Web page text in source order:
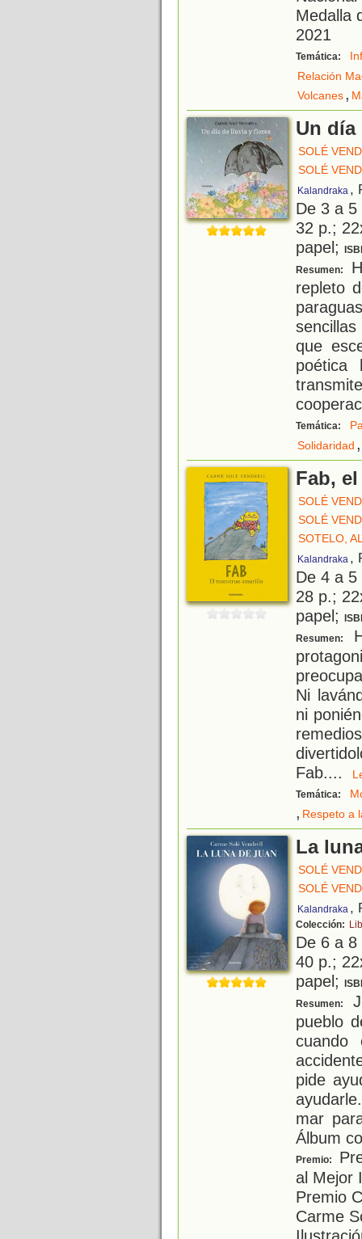
Medalla
2021
Temática:
Relación
Volcanes,
Un
SOLÉ
SOLÉ
Kalandraka ,
De 3 a
32 p.;
papel;
Resumen:
repleto
que
poética
Temática:
Solidaridad ,
Fab,
SOLÉ
SOLÉ
SOTELO,
Kalandraka ,
De 4 a
28 p.;
papel;
Resumen:
Ni
ni
Fab....
Temática:
, Respeto a
La
SOLÉ
SOLÉ
Kalandraka ,
Colección:
De 6 a
40 p.;
papel;
Resumen:
pueblo
pide
mar
Álbum
Premio:
al Mejor
Premio
Carme